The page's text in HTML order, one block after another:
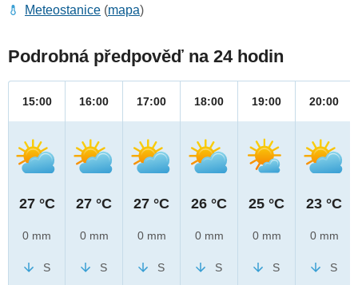
Meteostanice (mapa)
Podrobná předpověď na 24 hodin
15:00
27 °C
0 mm
S
16:00
27 °C
0 mm
S
17:00
27 °C
0 mm
S
18:00
26 °C
0 mm
S
19:00
25 °C
0 mm
S
20:00
23 °C
0 mm
S